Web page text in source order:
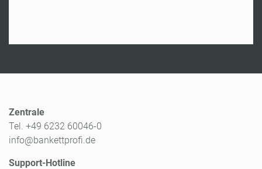
Zentrale
Tel. +49 6232 60046-0
info@bankettprofi.de
Support-Hotline